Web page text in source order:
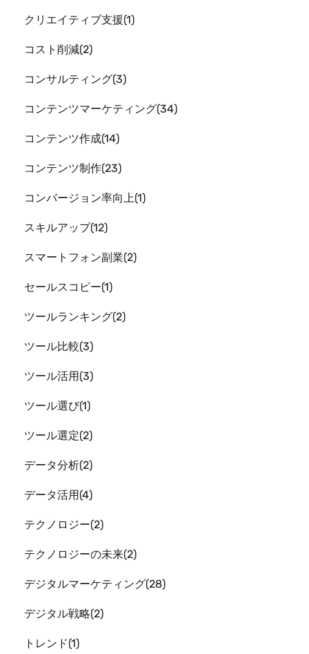
クリエイティブ支援 1
コスト削減 2
コンサルティング 3
コンテンツマーケティング 34
コンテンツ作成 14
コンテンツ制作 23
コンバージョン率向上 1
スキルアップ 12
スマートフォン副業 2
セールスコピー 1
ツールランキング 2
ツール比較 3
ツール活用 3
ツール選び 1
ツール選定 2
データ分析 2
データ活用 4
テクノロジー 2
テクノロジーの未来 2
デジタルマーケティング 28
デジタル戦略 2
トレンド 1